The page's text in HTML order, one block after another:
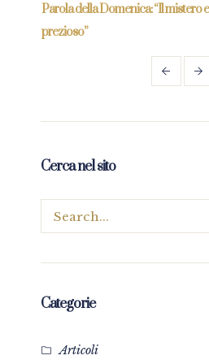
Parola della Domenica: “Il mistero
prezioso”
Cerca nel sito
Categorie
Articoli